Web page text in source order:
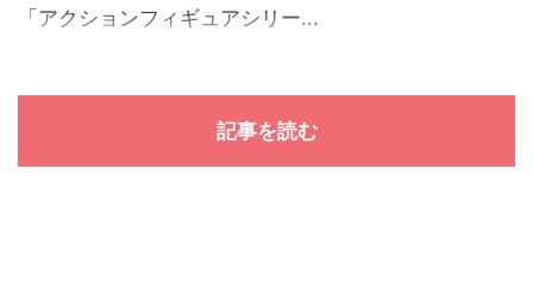
「アクションフィギュアシリー...
記事を読む